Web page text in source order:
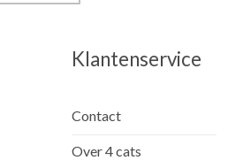
Klantenservice
Contact
Over 4 cats